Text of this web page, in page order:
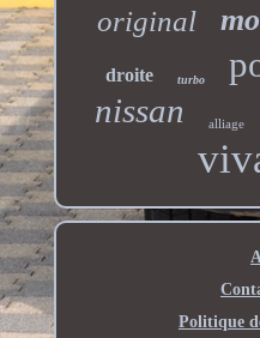
original
droite turbo
nissan alliage
Politique